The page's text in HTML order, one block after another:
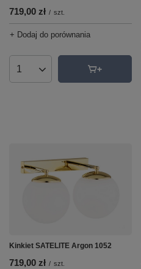
719,00 zł / szt.
+ Dodaj do porównania
Ilość produktów
Kinkiet SATELITE Argon 1052
719,00 zł / szt.